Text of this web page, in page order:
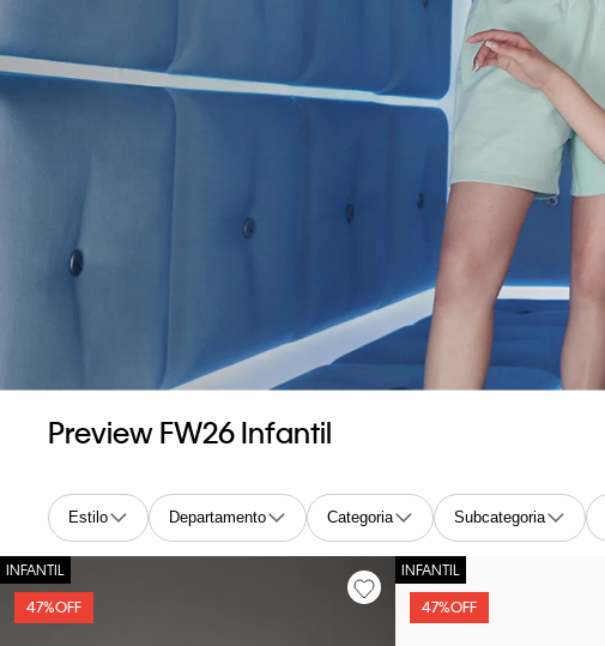
Preview FW26 Infantil
Estilo Departamento Categoria Subcategoria
47%OFF 47%OFF